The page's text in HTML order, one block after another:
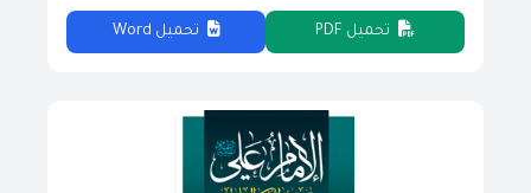
تحميل PDF تحميل Word